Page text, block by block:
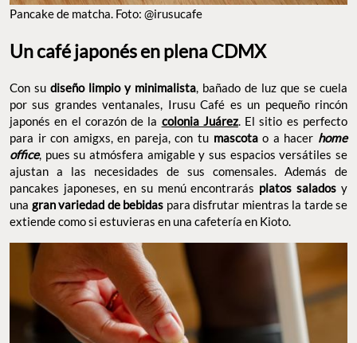
Pancake de matcha. Foto: @irusucafe
Un café japonés en plena CDMX
Con su diseño limpio y minimalista, bañado de luz que se cuela
por sus grandes ventanales, Irusu Café es un pequeño rincón
japonés en el corazón de la colonia Juárez. El sitio es perfecto
para ir con amigxs, en pareja, con tu mascotao a hacer home
office, pues su atmósfera amigable y sus espacios versátiles se
ajustan a las necesidades de sus comensales. Además de
pancakes japoneses, en su menú encontrarás platos salados y
una gran variedad de bebidas para disfrutar mientras la tarde se
extiende como si estuvieras en una cafetería en Kioto.